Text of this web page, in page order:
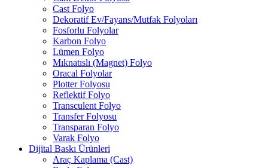
Cast Folyo
Dekoratif Ev/Fayans/Mutfak Folyoları
Fosforlu Folyolar
Karbon Folyo
Lümen Folyo
Mıknatıslı (Magnet) Folyo
Oracal Folyolar
Plotter Folyosu
Reflektif Folyo
Transculent Folyo
Transfer Folyosu
Transparan Folyo
Varak Folyo
Dijital Baskı Ürünleri
Araç Kaplama (Cast)